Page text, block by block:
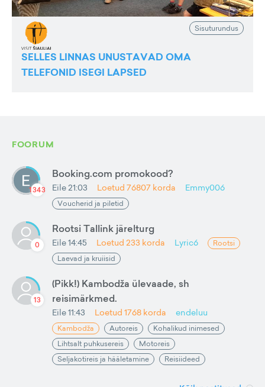
Sisuturundus
SELLES LINNAS UNUSTAVAD OMA
TELEFONID ISEGI LAPSED
FOORUM
1343
Booking.com promokood?
Eile 21:03 Loetud 76807 korda Emmy006
Voucherid ja piletid
0
Rootsi Tallink järelturg
Eile 14:45 Loetud 233 korda Lyric6
Rootsi
Laevad ja kruiisid
13
(Pikk!) Kambodža ülevaade, sh
reisimärkmed.
Eile 11:43 Loetud 1768 korda endeluu
Kambodža Autoreis
Kohalikud inimesed
Lihtsalt puhkusereis
Motoreis
Seljakotireis ja hääletamine
Reisiideed